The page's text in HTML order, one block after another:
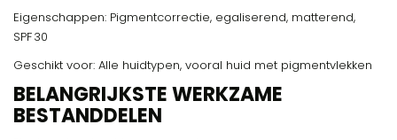
Eigenschappen: Pigmentcorrectie, egaliserend, matterend,
SPF 30
Geschikt voor: Alle huidtypen, vooral huid met pigmentvlekken
BELANGRIJKSTE WERKZAME
BESTANDDELEN